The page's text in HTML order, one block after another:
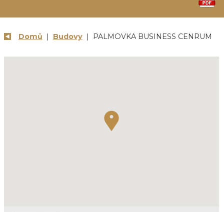
Domů | Budovy| PALMOVKA BUSINESS CENRUM